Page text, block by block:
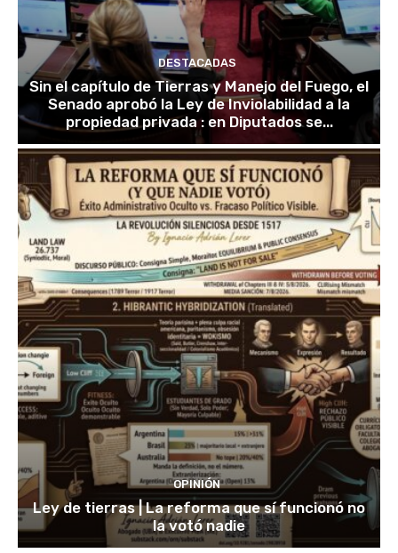
DESTACADAS
Sin el capítulo de Tierras y Manejo del Fuego, el
Senado aprobó la Ley de Inviolabilidad a la
propiedad privada : en Diputados se...
OPINIÓN
Ley de tierras | La reforma que sí funcionó no
la votó nadie